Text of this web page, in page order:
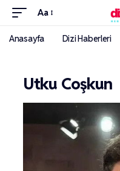
Aa
Anasayfa Dizi Haberleri
Utku Coşkun